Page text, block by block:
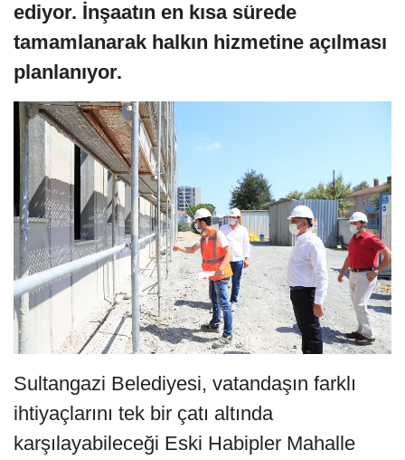
ediyor. İnşaatın en kısa sürede
tamamlanarak halkın hizmetine açılması
planlanıyor.
Sultangazi Belediyesi, vatandaşın farklı
ihtiyaçlarını tek bir çatı altında
karşılayabileceği Eski Habipler Mahalle